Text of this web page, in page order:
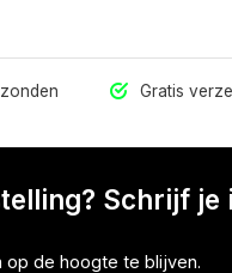
Gratis
Schrijf je
de hoogte te blijven.